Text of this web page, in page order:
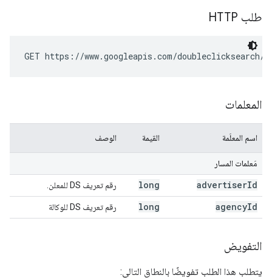
طلب HTTP
GET https://www.googleapis.com/doubleclicksearch/
المعلمات
اسم المعلَمة القيمة الوصف
مَعلمات المسار
advertiserId
long رقم تعريف DS للمعلن.
agencyId
long رقم تعريف DS للوكالة
التفويض
يتطلب هذا الطلب تفويضًا بالنطاق التالي: